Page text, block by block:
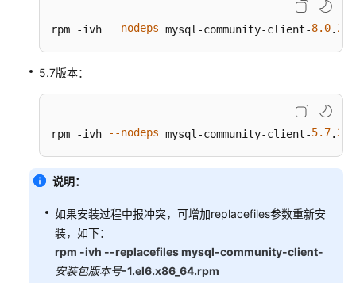
隆
坡
区
参
考
（吉
坡
rpm -ivh --nodeps mysql-community-client-8.0. 28
5.7版本：
rpm -ivh --nodeps mysql-community-client-5.7. 38
说明：
如果安装过程中报冲突，可增加replacefiles参数重新安
装，如下：
rpm -ivh --replacefiles mysql-community-client-
安装包版本号-1.el6.x86_64.rpm